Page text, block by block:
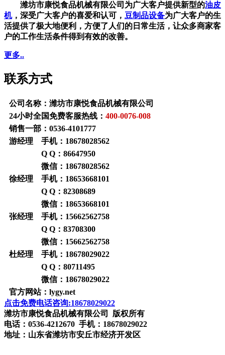
潍坊市康悦食品机械有限公司为广大客户提供新型的油皮
机，深受广大客户的喜爱和认可， 豆制品设备为广大客户的生
活提供了极大地便利，方便了人们的日常生活，让众多商家客
户的工作生活条件得到有效的改善。
更多..
联系方式
公司名称：潍坊市康悦食品机械有限公司
24小时全国免费客服热线： 400-0076-008
销售一部： 0536-4101777
游经理 手机： 18678028562
Q Q： 86647950
微信： 18678028562
徐经理 手机： 18653668101
Q Q： 82308689
微信： 18653668101
张经理 手机： 15662562758
Q Q： 83708300
微信： 15662562758
杜经理 手机： 18678029022
Q Q： 80711495
微信： 18678029022
官方网站： lygy.net
点击免费电话咨询:18678029022
潍坊市康悦食品机械有限公司 版权所有
电话：0536-4212670 手机：18678029022
地址：山东省潍坊市安丘市经济开发区